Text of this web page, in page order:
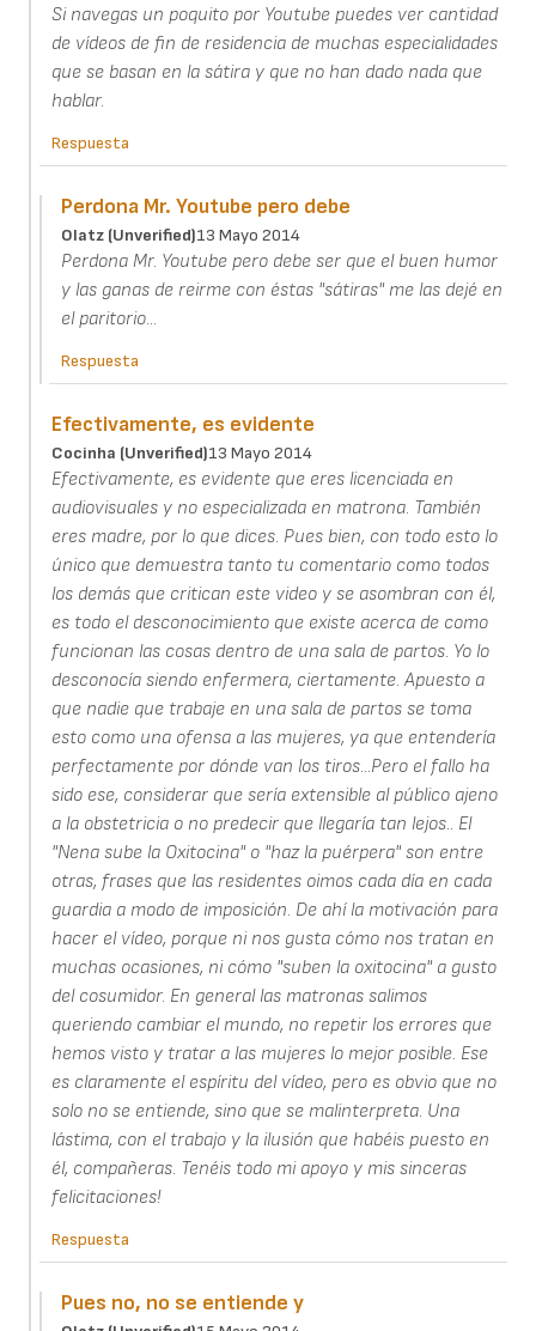
Si navegas un poquito por Youtube puedes ver cantidad
de vídeos de fin de residencia de muchas especialidades
que se basan en la sátira y que no han dado nada que
hablar.
Respuesta
Perdona Mr. Youtube pero debe
Olatz (unverified)13 Mayo 2014
Perdona Mr. Youtube pero debe ser que el buen humor
y las ganas de reirme con éstas "sátiras" me las dejé en
el paritorio...
Respuesta
Efectivamente, es evidente
Cocinha (unverified)13 Mayo 2014
Efectivamente, es evidente que eres licenciada en
audiovisuales y no especializada en matrona. También
eres madre, por lo que dices. Pues bien, con todo esto lo
único que demuestra tanto tu comentario como todos
los demás que critican este video y se asombran con él,
es todo el desconocimiento que existe acerca de como
funcionan las cosas dentro de una sala de partos. Yo lo
desconocía siendo enfermera, ciertamente. Apuesto a
que nadie que trabaje en una sala de partos se toma
esto como una ofensa a las mujeres, ya que entendería
perfectamente por dónde van los tiros...Pero el fallo ha
sido ese, considerar que sería extensible al público ajeno
a la obstetricia o no predecir que llegaría tan lejos.. El
"Nena sube la Oxitocina" o "haz la puérpera" son entre
otras, frases que las residentes oimos cada día en cada
guardia a modo de imposición. De ahí la motivación para
hacer el vídeo, porque ni nos gusta cómo nos tratan en
muchas ocasiones, ni cómo "suben la oxitocina" a gusto
del cosumidor. En general las matronas salimos
queriendo cambiar el mundo, no repetir los errores que
hemos visto y tratar a las mujeres lo mejor posible. Ese
es claramente el espíritu del vídeo, pero es obvio que no
solo no se entiende, sino que se malinterpreta. Una
lástima, con el trabajo y la ilusión que habéis puesto en
él, compañeras. Tenéis todo mi apoyo y mis sinceras
felicitaciones!
Respuesta
Pues no, no se entiende y